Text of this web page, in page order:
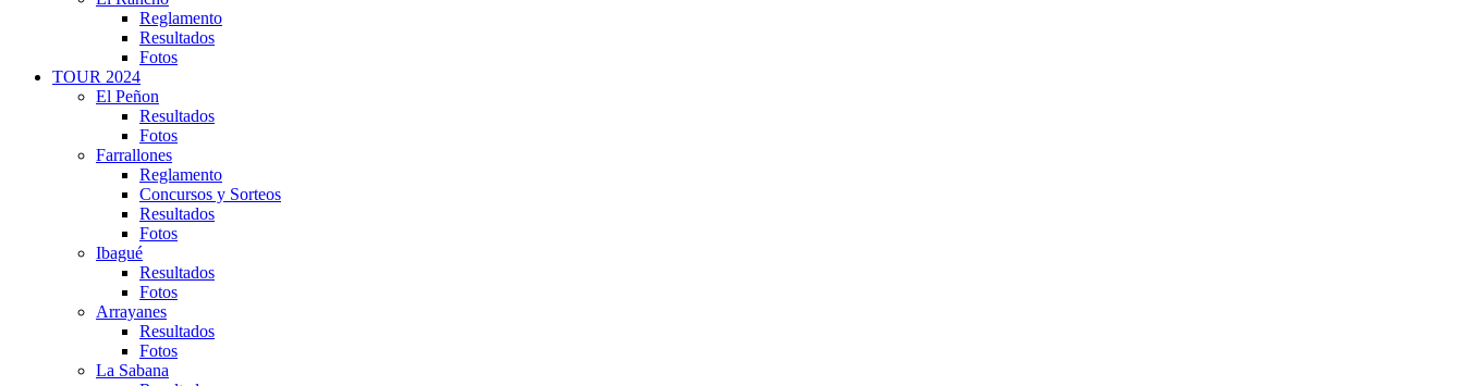
Reglamento
Resultados
Fotos
TOUR 2024
El Peñon
Resultados
Fotos
Farrallones
Reglamento
Concursos y Sorteos
Resultados
Fotos
Ibagué
Resultados
Fotos
Arrayanes
Resultados
Fotos
La Sabana